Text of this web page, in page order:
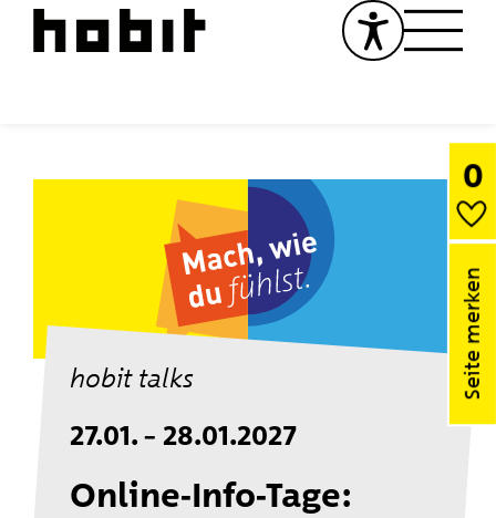
Seite merken
0
hobit talks
27.01. – 28.01.2027
Online-Info-Tage: